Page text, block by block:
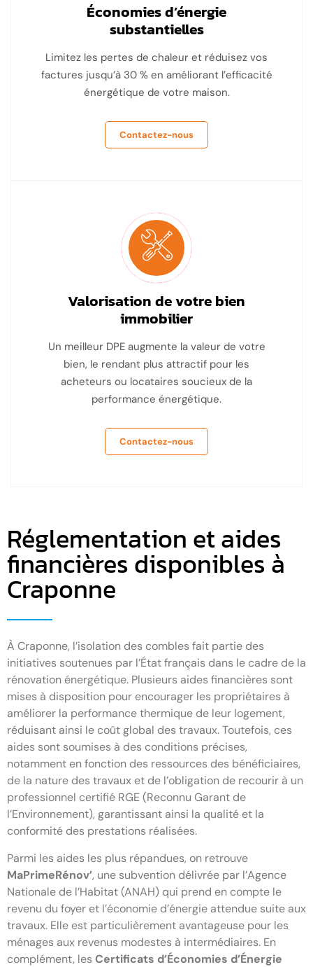
Économies d’énergie
substantielles
Limitez les pertes de chaleur et réduisez vos
factures jusqu’à 30 % en améliorant l’efficacité
énergétique de votre maison.
Contactez-nous
Valorisation de votre bien
immobilier
Un meilleur DPE augmente la valeur de votre
bien, le rendant plus attractif pour les
acheteurs ou locataires soucieux de la
performance énergétique.
Contactez-nous
Réglementation et aides
financières disponibles à
Craponne
À Craponne, l’isolation des combles fait partie des
initiatives soutenues par l’État français dans le cadre de la
rénovation énergétique. Plusieurs aides financières sont
mises à disposition pour encourager les propriétaires à
améliorer la performance thermique de leur logement,
réduisant ainsi le coût global des travaux. Toutefois, ces
aides sont soumises à des conditions précises,
notamment en fonction des ressources des bénéficiaires,
de la nature des travaux et de l’obligation de recourir à un
professionnel certifié RGE (Reconnu Garant de
l’Environnement), garantissant ainsi la qualité et la
conformité des prestations réalisées.
Parmi les aides les plus répandues, on retrouve
MaPrimeRénov’, une subvention délivrée par l’Agence
Nationale de l’Habitat (ANAH) qui prend en compte le
revenu du foyer et l’économie d’énergie attendue suite aux
travaux. Elle est particulièrement avantageuse pour les
ménages aux revenus modestes à intermédiaires. En
complément, lesCertificats d’Économies d’Énergie